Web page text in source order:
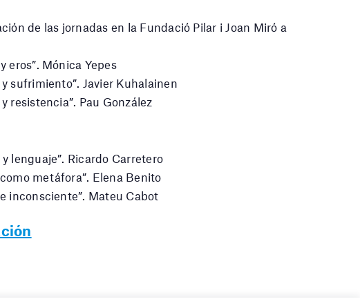
de las jornadas en la Fundació Pilar i Joan Miró a
eros”. Mónica Yepes
sufrimiento”. Javier Kuhalainen
resistencia”. Pau González
lenguaje”. Ricardo Carretero
metáfora”. Elena Benito
inconsciente”. Mateu Cabot